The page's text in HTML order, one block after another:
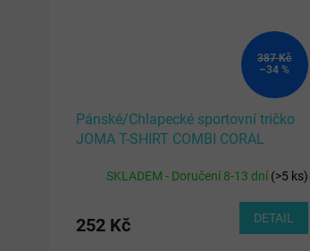
387 Kč
–34 %
Pánské/Chlapecké sportovní tričko
JOMA T-SHIRT COMBI CORAL
SKLADEM - Doručení 8-13 dní(>5 ks)
252 Kč DETAIL